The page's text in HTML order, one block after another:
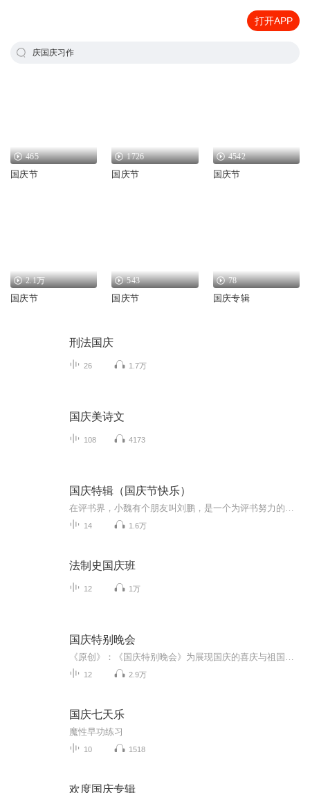
打开APP
庆国庆习作
465
国庆节
1726
国庆节
4542
国庆节
2.1万
国庆节
543
国庆节
78
国庆专辑
刑法国庆
26 1.7万
国庆美诗文
108 4173
国庆特辑（国庆节快乐）
14 1.6万
法制史国庆班
12 1万
国庆特别晚会
12 2.9万
国庆七天乐
魔性早功练习
10 1518
欢度国庆专辑